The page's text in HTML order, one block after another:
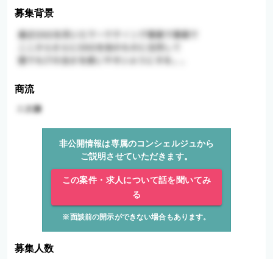
募集背景
商流
非公開情報は専属のコンシェルジュから
ご説明させていただきます。
この案件・求人について話を聞いてみ
る
※面談前の開示ができない場合もあります。
募集人数